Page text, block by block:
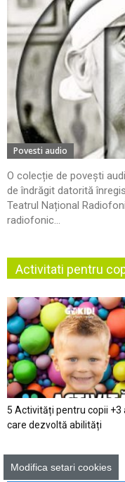
Povesti audio
O colecție de povești
de îndrăgit datorită
Teatrul Național
radiofonic...
Activitati pentru
5 Activități pentru copii +3
care dezvoltă abilități
Modifica setari cookies